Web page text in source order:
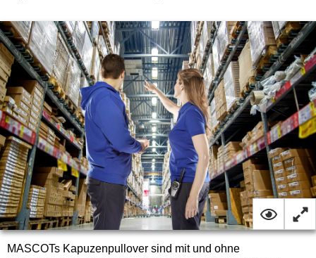
MASCOTs Kapuzenpullover sind mit und ohne